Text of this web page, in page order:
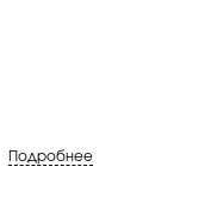
Подробнее